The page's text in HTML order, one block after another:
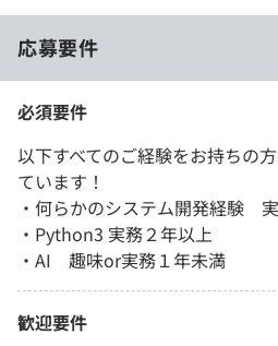
応募要件
必須要件
以下すべてのご経験をお持ちの
ています！
・何らかのシステム開発経験
・Python3 実務２年以上
・AI 趣味or実務１年未満
歓迎要件